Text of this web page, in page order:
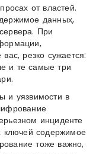
от властей.
данных,
При
резко сужается:
и те самые три
и уязвимости в
инциденте
ключей содержимое
тоже важно,